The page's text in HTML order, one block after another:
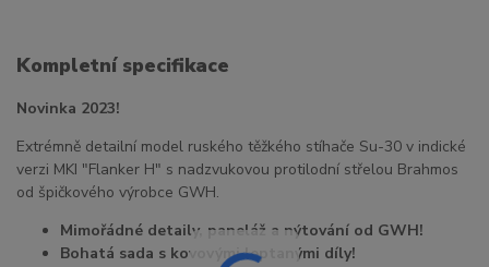
Kompletní specifikace
Novinka 2023!
Extrémně detailní model ruského těžkého stíhače Su-30 v indické
verzi MKI "Flanker H" s nadzvukovou protilodní střelou Brahmos
od špičkového výrobce GWH.
Mimořádné detaily, paneláž a nýtování od GWH!
Bohatá sada s kovovými leptanými díly!